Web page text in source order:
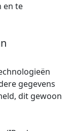
en te
gegevens
dit gewoon